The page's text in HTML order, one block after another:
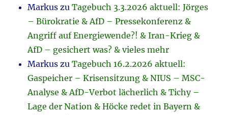
Markus zuTagebuch 3.3.2026 aktuell: Jörges
– Bürokratie & AfD – Pressekonferenz &
Angriff auf Energiewende?! & Iran-Krieg &
AfD – gesichert was? & vieles mehr
Markus zuTagebuch 16.2.2026 aktuell:
Gaspeicher – Krisensitzung & NIUS – MSC-
Analyse & AfD-Verbot lächerlich & Tichy –
Lage der Nation & Höcke redet in Bayern &